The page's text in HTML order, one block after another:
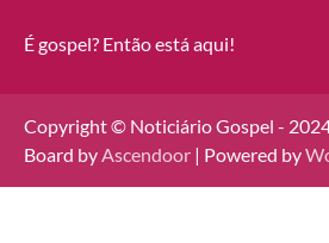
É gospel? Então está aqui!
Copyright © Noticiário Gospel -
Board byAscendoor | Powered by